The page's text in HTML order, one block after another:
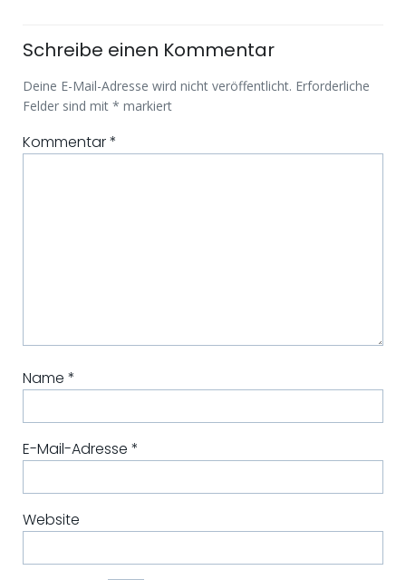
Schreibe einen Kommentar
Deine E-Mail-Adresse wird nicht veröffentlicht. Erforderliche
Felder sind mit * markiert
Kommentar*
Name *
E-Mail-Adresse *
Website